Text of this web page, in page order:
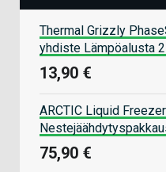
Thermal Grizzly
yhdiste Lämpöalusta
13,90 €
ARCTIC Liquid
75,90 €